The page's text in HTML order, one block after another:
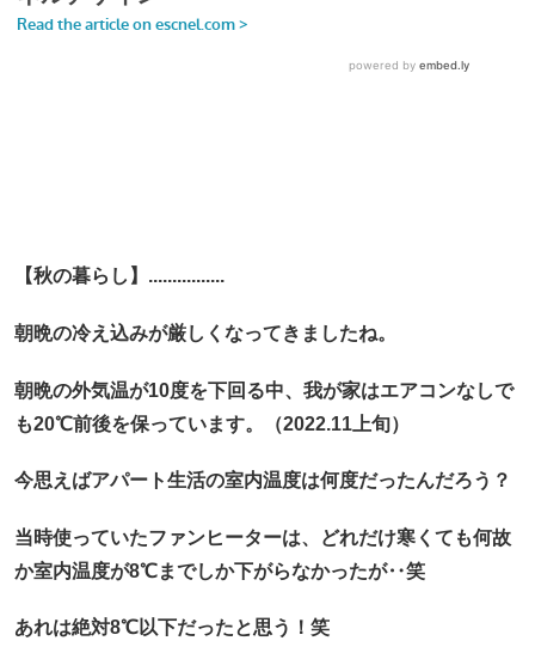
【秋の暮らし】................
朝晩の冷え込みが厳しくなってきましたね。
朝晩の外気温が10度を下回る中、我が家はエアコンなしで
も20℃前後を保っています。（2022.11上旬）
今思えばアパート生活の室内温度は何度だったんだろう？
当時使っていたファンヒーターは、どれだけ寒くても何故
か室内温度が8℃までしか下がらなかったが‥笑
あれは絶対8℃以下だったと思う！笑